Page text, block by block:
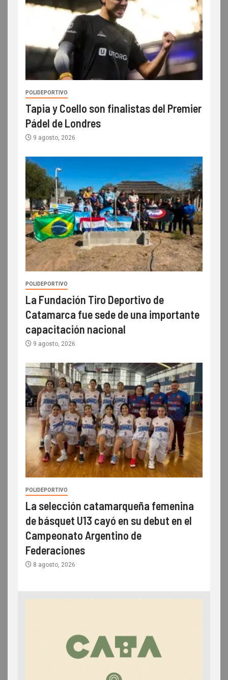
POLIDEPORTIVO
Tapia y Coello son finalistas del Premier
Pádel de Londres
9 agosto, 2026
POLIDEPORTIVO
La Fundación Tiro Deportivo de
Catamarca fue sede de una importante
capacitación nacional
9 agosto, 2026
POLIDEPORTIVO
La selección catamarqueña femenina
de básquet U13 cayó en su debut en el
Campeonato Argentino de
Federaciones
8 agosto, 2026